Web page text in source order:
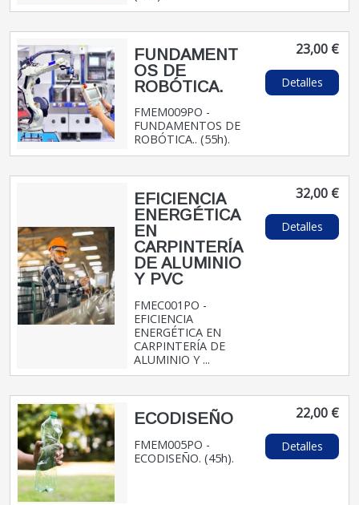
FUNDAMENT
OS DE
ROBÓTICA.
FMEM009PO -
FUNDAMENTOS DE
ROBÓTICA.. (55h).
23,00 €
Detalles
EFICIENCIA
ENERGÉTICA
EN
CARPINTERÍA
DE ALUMINIO
Y PVC
FMEC001PO -
EFICIENCIA
ENERGÉTICA EN
CARPINTERÍA DE
ALUMINIO Y ...
32,00 €
Detalles
ECODISEÑO
FMEM005PO -
ECODISEÑO. (45h).
22,00 €
Detalles